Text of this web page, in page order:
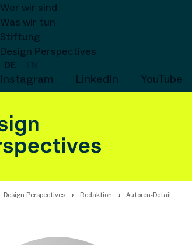
Wer wir sind
Was wir tun
Stiftung
Design Perspectives
DE
Instagram LinkedIn YouTube
Design Perspectives Redaktion Autoren-Detail